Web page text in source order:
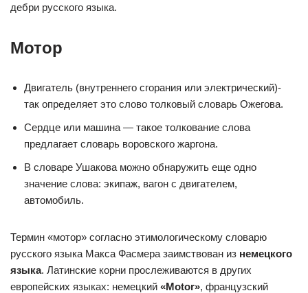
дебри русского языка.
Мотор
Двигатель (внутреннего сгорания или электрический)-
так определяет это слово толковый словарь Ожегова.
Сердце или машина — такое толкование слова
предлагает словарь воровского жаргона.
В словаре Ушакова можно обнаружить еще одно
значение слова: экипаж, вагон с двигателем,
автомобиль.
Термин «мотор» согласно этимологическому словарю
русского языка Макса Фасмера заимствован из немецкого
языка. Латинские корни прослеживаются в других
европейских языках: немецкий «Моtоr», французский